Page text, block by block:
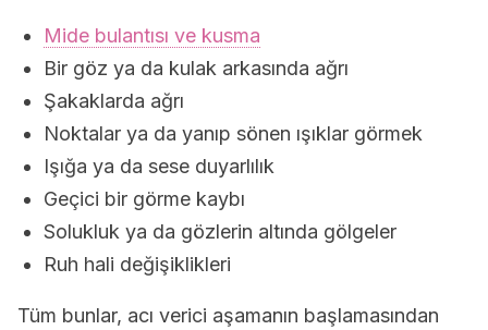
Mide bulantısı ve kusma
Bir göz ya da kulak arkasında ağrı
Şakaklarda ağrı
Noktalar ya da yanıp sönen ışıklar görmek
Işığa ya da sese duyarlılık
Geçici bir görme kaybı
Solukluk ya da gözlerin altında gölgeler
Ruh hali değişiklikleri
Tüm bunlar, acı verici aşamanın başlamasından